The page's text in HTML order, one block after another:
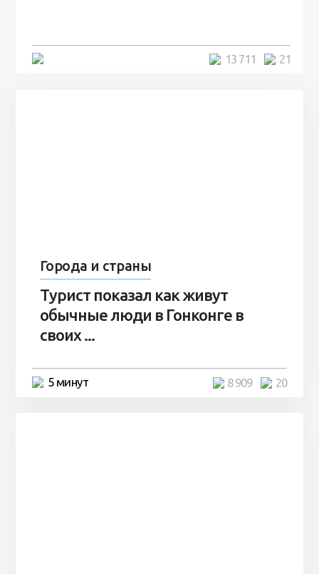
21
13 711
Города и страны
Турист показал как живут
обычные люди в Гонконге в
своих ...
5 минут 20
8 909